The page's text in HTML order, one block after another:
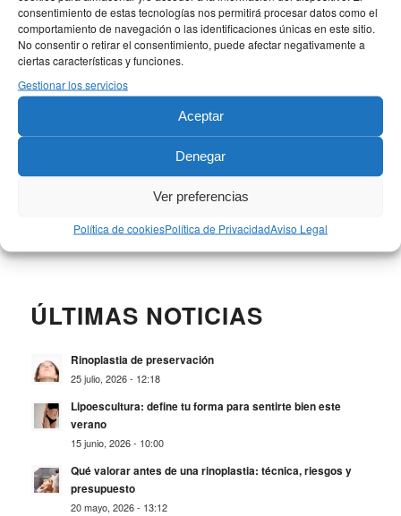
consentimiento de estas tecnologías nos permitirá procesar datos como el
comportamiento de navegación o las identificaciones únicas en este sitio.
No consentir o retirar el consentimiento, puede afectar negativamente a
ciertas características y funciones.
Gestionar los servicios
Aceptar
Denegar
Ver preferencias
Política de cookiesPolítica de PrivacidadAviso Legal
BUSCAR
ÚLTIMAS NOTICIAS
Rinoplastia de preservación
25 julio, 2026 - 12:18
Lipoescultura: define tu forma para sentirte bien este
verano
15 junio, 2026 - 10:00
Qué valorar antes de una rinoplastia: técnica, riesgos y
presupuesto
20 mayo, 2026 - 13:12